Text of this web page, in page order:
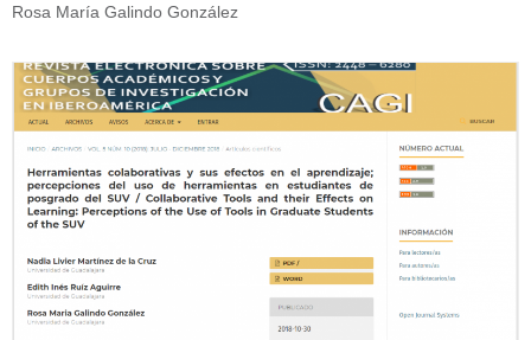
Rosa María Galindo González